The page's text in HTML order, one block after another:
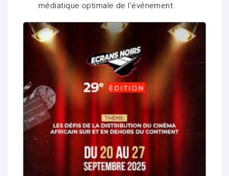
médiatique optimale de l’événement